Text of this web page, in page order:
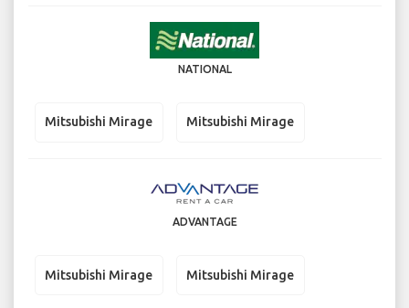
NATIONAL
Mitsubishi Mirage Mitsubishi Mirage
ADVANTAGE
Mitsubishi Mirage Mitsubishi Mirage